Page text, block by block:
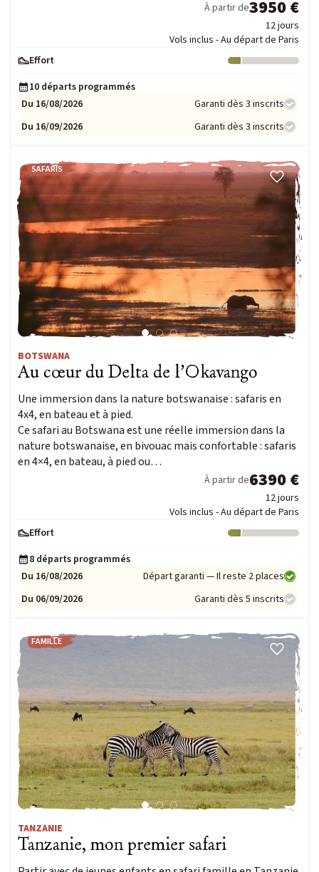
À partir de3950 €
12 jours
Vols inclus - Au départ de Paris
Effort
Niveau : 1
10 départs programmés
Du 16/08/2026
Garanti dès 3 inscrits
Du 16/09/2026
Garanti dès 3 inscrits
SAFARIS
BOTSWANA
Au cœur du Delta de l’Okavango
Une immersion dans la nature botswanaise : safaris en
4x4, en bateau et à pied.
Ce safari au Botswana est une réelle immersion dans la
nature botswanaise, en bivouac mais confortable : safaris
en 4×4, en bateau, à pied ou…
À partir de6390 €
12 jours
Vols inclus - Au départ de Paris
Effort
Niveau : 1
8 départs programmés
Du 16/08/2026
Départ garanti — Il reste 2 places
Du 06/09/2026
Garanti dès 5 inscrits
FAMILLE
TANZANIE
Tanzanie, mon premier safari